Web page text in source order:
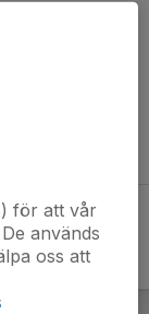
för att vår
används
oss att